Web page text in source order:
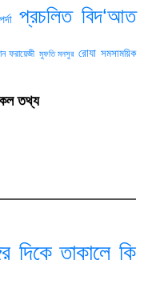
পর্দা প্রচলিত বিদ‘আত
ফরায়েজী মুফতি মনসুর রোযা সমসাময়িক
তথ্য
দিকে তাকালে কি